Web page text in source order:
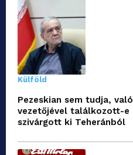
Külföld
Pezeskian sem tudja,
vezetőjével találkozott-
szivárgott ki Teheránból